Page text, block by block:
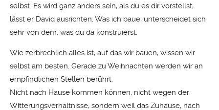
selbst. Es wird ganz anders sein, als du es dir vorstellst,
lässt er David ausrichten. Was ich baue, unterscheidet sich
sehr von dem, was du da konstruierst.
Wie zerbrechlich alles ist, auf das wir bauen, wissen wir
selbst am besten. Gerade zu Weihnachten werden wir an
empfindlichen Stellen berührt.
Nicht nach Hause kommen können, nicht wegen der
Witterungsverhältnisse, sondern weil das Zuhause, nach